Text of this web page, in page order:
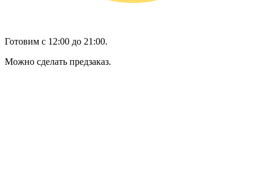
Готовим с 12:00 до 21:00.
Можно сделать предзаказ.